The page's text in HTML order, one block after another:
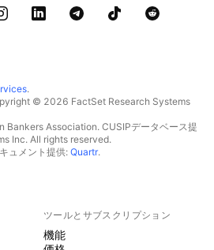
.
© 2026 FactSet Research Systems
Association. CUSIPデータベース提
Inc. All rights reserved.
ュメント提供: Quartr.
ツールとサブスクリプション
機能